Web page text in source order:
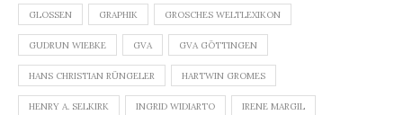
GLOSSEN GRAPHIK GROSCHES WELTLEXIKON
GUDRUN WIEBKE GVA GVA GÖTTINGEN
HANS CHRISTIAN RÜNGELER HARTWIN GROMES
HENRY A. SELKIRK INGRID WIDIARTO IRENE MARGIL